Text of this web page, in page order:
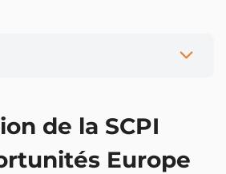
de AEW Opportunités
de la SCPI
Europe